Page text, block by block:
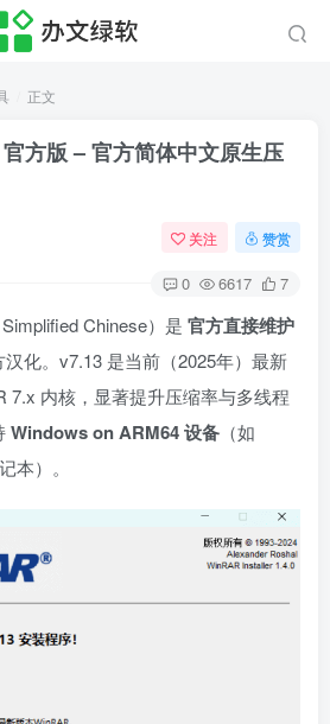
正文
方版 – 官方简体中文原生压
关注 赞赏
0 6617 7
Chinese）是 官方直接维护
化。v7.13 是当前（2025年）最新
7.x 内核，显著提升压缩率与多线程
Windows on ARM64 设备 （如
本）。